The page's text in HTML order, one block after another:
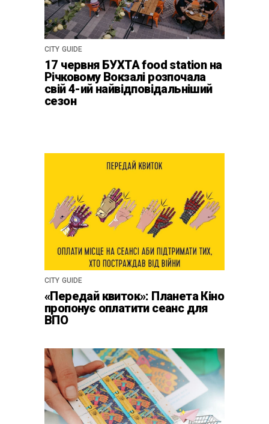
CITY GUIDE
17 червня БУХТА food station на
Річковому Вокзалі розпочала
свій 4-ий найвідповідальніший
сезон
CITY GUIDE
«Передай квиток»: Планета Кіно
пропонує оплатити сеанс для
ВПО